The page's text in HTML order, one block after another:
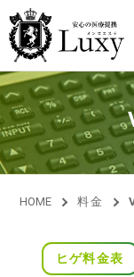
HOME 料金
ヒゲ料金表